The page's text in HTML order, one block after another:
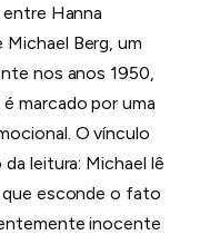
Hanna
Michael Berg, um
nos anos 1950,
marcado por uma
O vínculo
leitura: Michael lê
que esconde o fato
inocente